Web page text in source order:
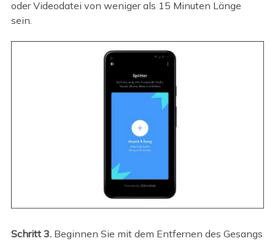
oder Videodatei von weniger als 15 Minuten Länge
sein.
Schritt 3.Beginnen Sie mit dem Entfernen des Gesangs